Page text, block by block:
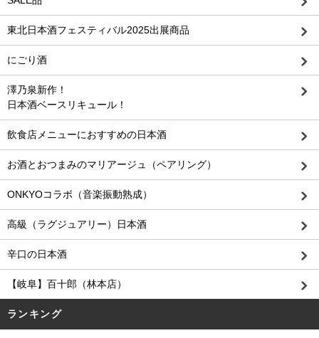
東北日本酒フェスティバル2025出展商品
にごり酒
澤乃泉新作！
日本酒ベースリキュール！
飲食店メニューにおすすめの日本酒
お酒とおつまみのマリアージュ（ペアリング）
ONKYOコラボ（音楽振動熟成）
高級（ラグジュアリー）日本酒
辛口の日本酒
【岐阜】百十郎（林本店）
ランキング